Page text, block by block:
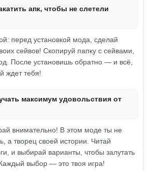
апк, чтобы не слетели
перед установкой мода, сделай
сейвов! Скопируй папку с сейвами,
После установишь обратно — и всё,
ждет тебя!
максимум удовольствия от
внимательно! В этом моде ты не
а творец своей истории. Читай
и выбирай варианты, чтобы залутать
выбор — это твоя игра!